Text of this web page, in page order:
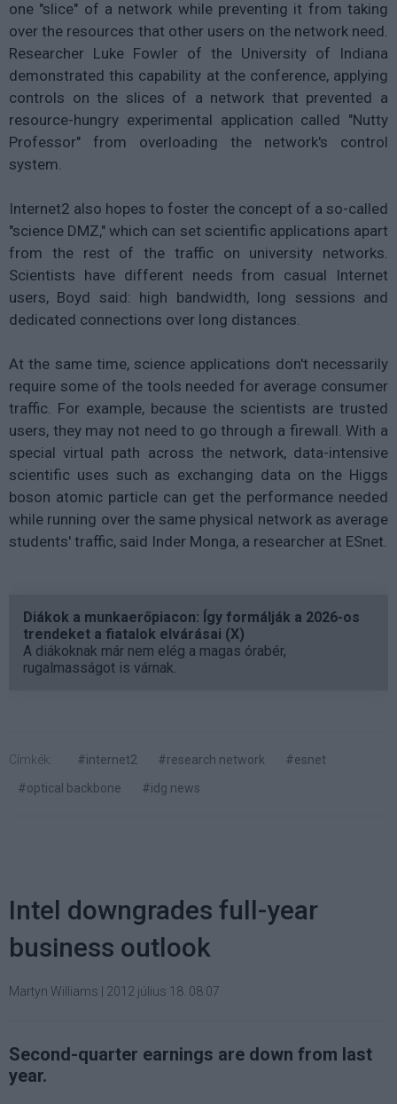
one "slice" of a network while preventing it from taking
over the resources that other users on the network need.
Researcher Luke Fowler of the University of Indiana
demonstrated this capability at the conference, applying
controls on the slices of a network that prevented a
resource-hungry experimental application called "Nutty
Professor" from overloading the network's control
system.
Internet2 also hopes to foster the concept of a so-called
"science DMZ," which can set scientific applications apart
from the rest of the traffic on university networks.
Scientists have different needs from casual Internet
users, Boyd said: high bandwidth, long sessions and
dedicated connections over long distances.
At the same time, science applications don't necessarily
require some of the tools needed for average consumer
traffic. For example, because the scientists are trusted
users, they may not need to go through a firewall. With a
special virtual path across the network, data-intensive
scientific uses such as exchanging data on the Higgs
boson atomic particle can get the performance needed
while running over the same physical network as average
students' traffic, said Inder Monga, a researcher at ESnet.
Diákok a munkaerőpiacon: Így formálják a 2026-os
trendeket a fiatalok elvárásai (X)
A diákoknak már nem elég a magas órabér,
rugalmasságot is várnak.
Címkék: #internet2 #research network
#esnet
#optical backbone
#idg news
Intel downgrades full-year
business outlook
Martyn Williams 2012 július 18. 08:07
Second-quarter earnings are down from last
year.